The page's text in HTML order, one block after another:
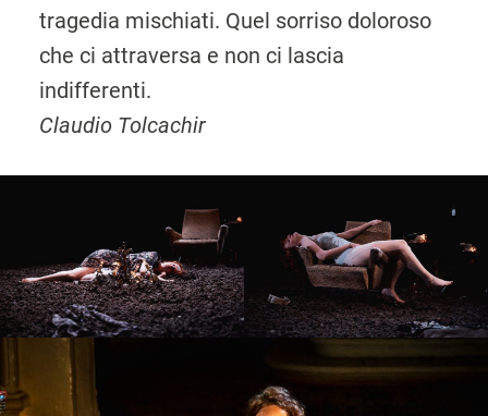
tragedia mischiati. Quel sorriso doloroso
che ci attraversa e non ci lascia
indifferenti.
Claudio Tolcachir